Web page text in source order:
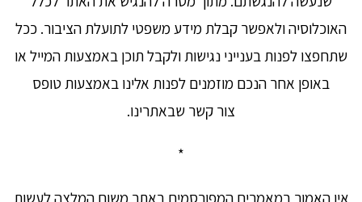
האוכלוסיה ולאפשר קבלת מידע משפטי לתועלת הציבור. ככל
שתחפצו לפנות בענייני נגישות ולקבל תוכן באמצעות המייל או
באופן אחר הנכם מוזמנים לפנות אלינו באמצעות טופס
צור קשר שבאתרינו.
*
אין האמור במאמרים המפורסמים באתר משום המלצה לעשות